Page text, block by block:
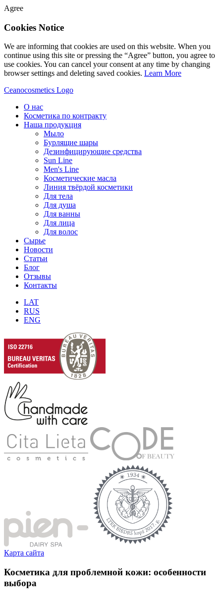
Agree
Cookies Notice
We are informing that cookies are used on this website. When you
continue using this site or pressing the “Agree” button, you agree to
use cookies. You can cancel your consent at any time by changing
browser settings and deleting saved cookies. Learn More
Ceanocosmetics Logo
О нас
Косметика по контракту
Наша продукция
Мыло
Бурлящие шары
Дезинфицирующие средства
Sun Line
Men's Line
Косметические масла
Линия твёрдой косметики
Для тела
Для душа
Для ванны
Для лица
Для волос
Сырье
Новости
Статьи
Блог
Отзывы
Контакты
LAT
RUS
ENG
Карта сайта
Косметика для проблемной кожи: особенности
выбора